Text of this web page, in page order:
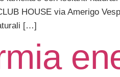
HOUSE via Amerigo
[…]